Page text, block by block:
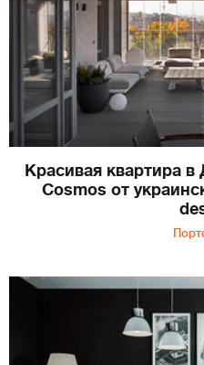
Красивая квартира
Cosmos от